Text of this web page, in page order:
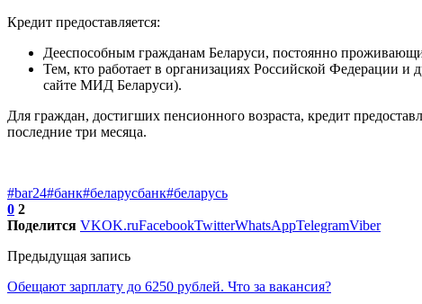
Кредит предоставляется:
Дееспособным гражданам Беларуси, постоянно
Тем, кто работает в организациях Российской Федерации
сайте МИД Беларуси).
Для граждан, достигших пенсионного возраста, кредит
последние три месяца.
#bar24#банк#беларусбанк#беларусь
0 2
Поделится VKOK.ruFacebookTwitterWhatsAppTelegramViber
Предыдущая запись
Обещают зарплату до 6250 рублей. Что за вакансия?